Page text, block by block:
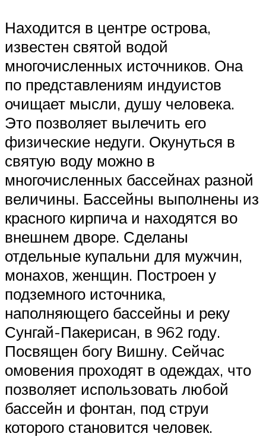
Находится в центре острова,
известен святой водой
многочисленных источников. Она
по представлениям индуистов
очищает мысли, душу человека.
Это позволяет вылечить его
физические недуги. Окунуться в
святую воду можно в
многочисленных бассейнах разной
величины. Бассейны выполнены из
красного кирпича и находятся во
внешнем дворе. Сделаны
отдельные купальни для мужчин,
монахов, женщин. Построен у
подземного источника,
наполняющего бассейны и реку
Сунгай-Пакерисан, в 962 году.
Посвящен богу Вишну. Сейчас
омовения проходят в одеждах, что
позволяет использовать любой
бассейн и фонтан, под струи
которого становится человек.